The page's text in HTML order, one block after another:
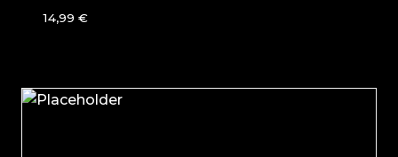
14,99 €